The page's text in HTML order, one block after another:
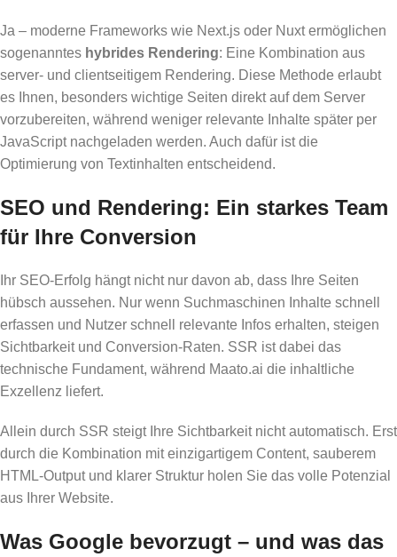
Ja – moderne Frameworks wie Next.js oder Nuxt ermöglichen
sogenanntes hybrides Rendering: Eine Kombination aus
server- und clientseitigem Rendering. Diese Methode erlaubt
es Ihnen, besonders wichtige Seiten direkt auf dem Server
vorzubereiten, während weniger relevante Inhalte später per
JavaScript nachgeladen werden. Auch dafür ist die
Optimierung von Textinhalten entscheidend.
SEO und Rendering: Ein starkes Team
für Ihre Conversion
Ihr SEO-Erfolg hängt nicht nur davon ab, dass Ihre Seiten
hübsch aussehen. Nur wenn Suchmaschinen Inhalte schnell
erfassen und Nutzer schnell relevante Infos erhalten, steigen
Sichtbarkeit und Conversion-Raten. SSR ist dabei das
technische Fundament, während Maato.ai die inhaltliche
Exzellenz liefert.
Allein durch SSR steigt Ihre Sichtbarkeit nicht automatisch. Erst
durch die Kombination mit einzigartigem Content, sauberem
HTML-Output und klarer Struktur holen Sie das volle Potenzial
aus Ihrer Website.
Was Google bevorzugt – und was das